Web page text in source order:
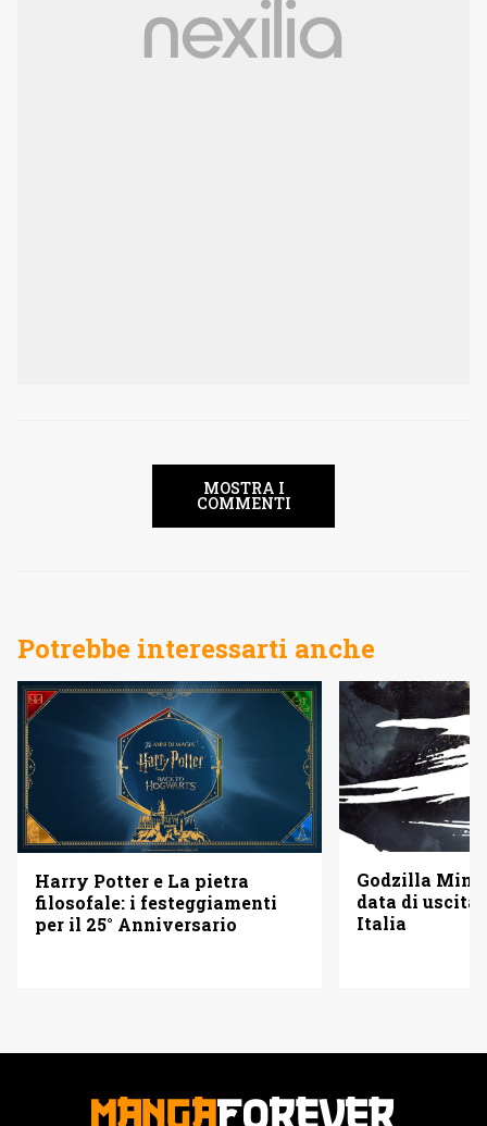
MOSTRA I
COMMENTI
Potrebbe interessarti anche
Harry Potter e La pietra
filosofale: i festeggiamenti
per il 25° Anniversario
Godzilla
data di uscita
Italia